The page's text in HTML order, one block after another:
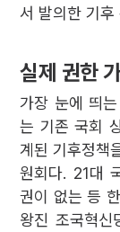
서 발의한 기후
실제 권한
가장 눈에 띄는
는 기존 국회
계된 기후정책
원회다. 21대
권이 없는 등
왕진 조국혁신